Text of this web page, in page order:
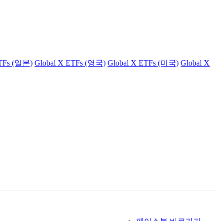
(일본) Global X ETFs (영국) Global X ETFs (미국) Global X